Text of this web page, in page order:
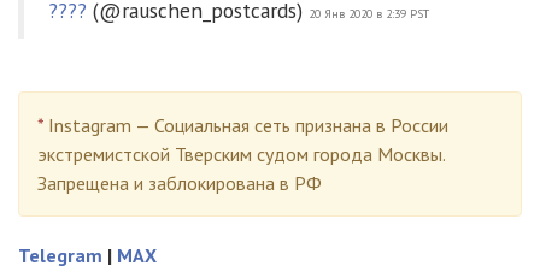
???? (@rauschen_postcards) 20 Янв 2020 в 2:39 PST
* Instagram — Социальная сеть признана в России
экстремистской Тверским судом города Москвы.
Запрещена и заблокирована в РФ
Telegram | MAX